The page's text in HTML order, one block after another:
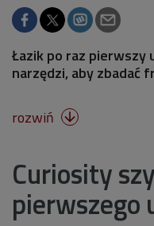
Łazik po raz pierwszy
narzędzi, aby zbadać
rozwiń 
Curiosity
pierwszego